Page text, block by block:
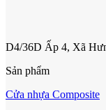
Liên Hệ
D4/36D Ấp 4, Xã
Sản phẩm
Cửa nhựa Composite